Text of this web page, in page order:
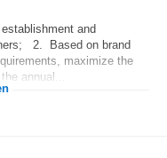
and
2. Based on brand
maximize the
annual...